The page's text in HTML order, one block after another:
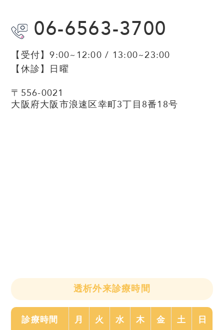
06-6563-3700
【受付】9:00~12:00 / 13:00~23:00
【休診】 日曜
〒556-0021
大阪府大阪市浪速区幸町3丁目8番18号
透析外来診療時間
診療時間 月 火 水 木 金 土 日